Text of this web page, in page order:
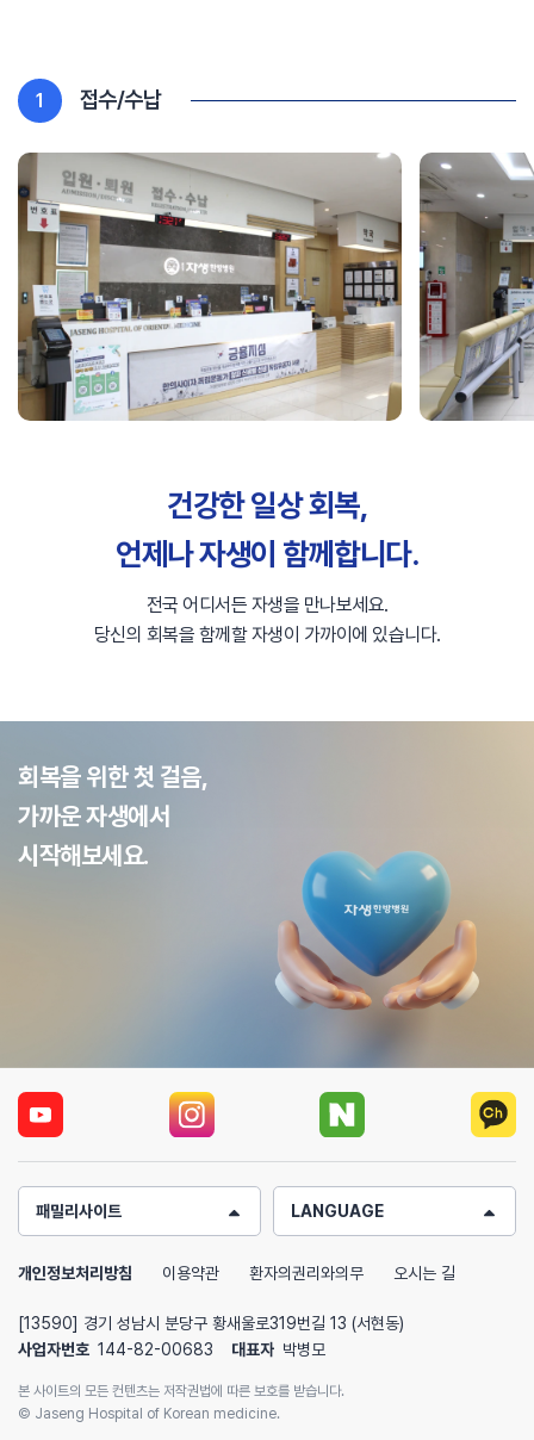
1 접수/수납
건강한 일상 회복,
언제나 자생이 함께합니다.
전국 어디서든 자생을 만나보세요.
당신의 회복을 함께할 자생이 가까이에 있습니다.
회복을 위한 첫 걸음,
가까운 자생에서
시작해보세요.
패밀리사이트 LANGUAGE
개인정보처리방침 이용약관 환자의권리와의무 오시는 길
[13590] 경기 성남시 분당구 황새울로319번길 13 (서현동)
사업자번호 144-82-00683 대표자 박병모
본 사이트의 모든 컨텐츠는 저작권법에 따른 보호를 받습니다.
© Jaseng Hospital of Korean medicine.